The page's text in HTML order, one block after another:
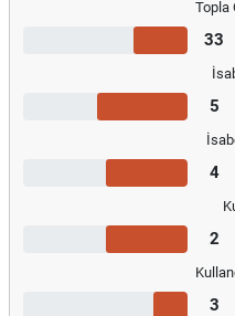
Topla
33
5
4
2
3